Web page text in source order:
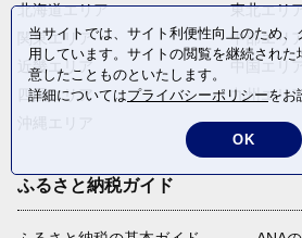
北海道エリア
関東エリア
近畿エリア
四国エリア
東北エリ
中部エリ
中国エリ
九州エリ
ふるさと納税ガイド
当サイトでは、サイト利便性向上のため
用しています。サイトの閲覧を継続された
意したことものといたします。
詳細についてはプライバシーポリシーをお
OK